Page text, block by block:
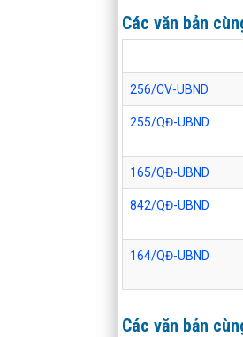
Các văn bản
256/CV-UBND
255/QĐ-UBND
165/QĐ-UBND
842/QĐ-UBND
164/QĐ-UBND
Các văn bản